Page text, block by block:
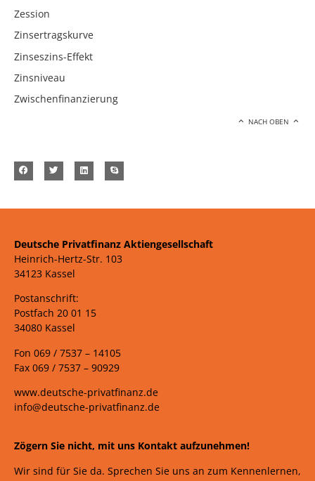
Zession
Zinsertragskurve
Zinseszins-Effekt
Zinsniveau
Zwischenfinanzierung
NACH OBEN
Deutsche Privatfinanz Aktiengesellschaft
Heinrich-Hertz-Str. 103
34123 Kassel
Postanschrift:
Postfach 20 01 15
34080 Kassel
Fon 069 / 7537 – 14105
Fax 069 / 7537 – 90929
www.deutsche-privatfinanz.de
info@deutsche-privatfinanz.de
Zögern Sie nicht, mit uns Kontakt aufzunehmen!
Wir sind für Sie da. Sprechen Sie uns an zum Kennenlernen,